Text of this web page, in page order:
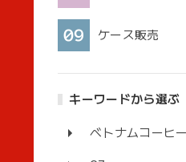
ケース販売
キーワードから選ぶ
ベトナムコーヒー